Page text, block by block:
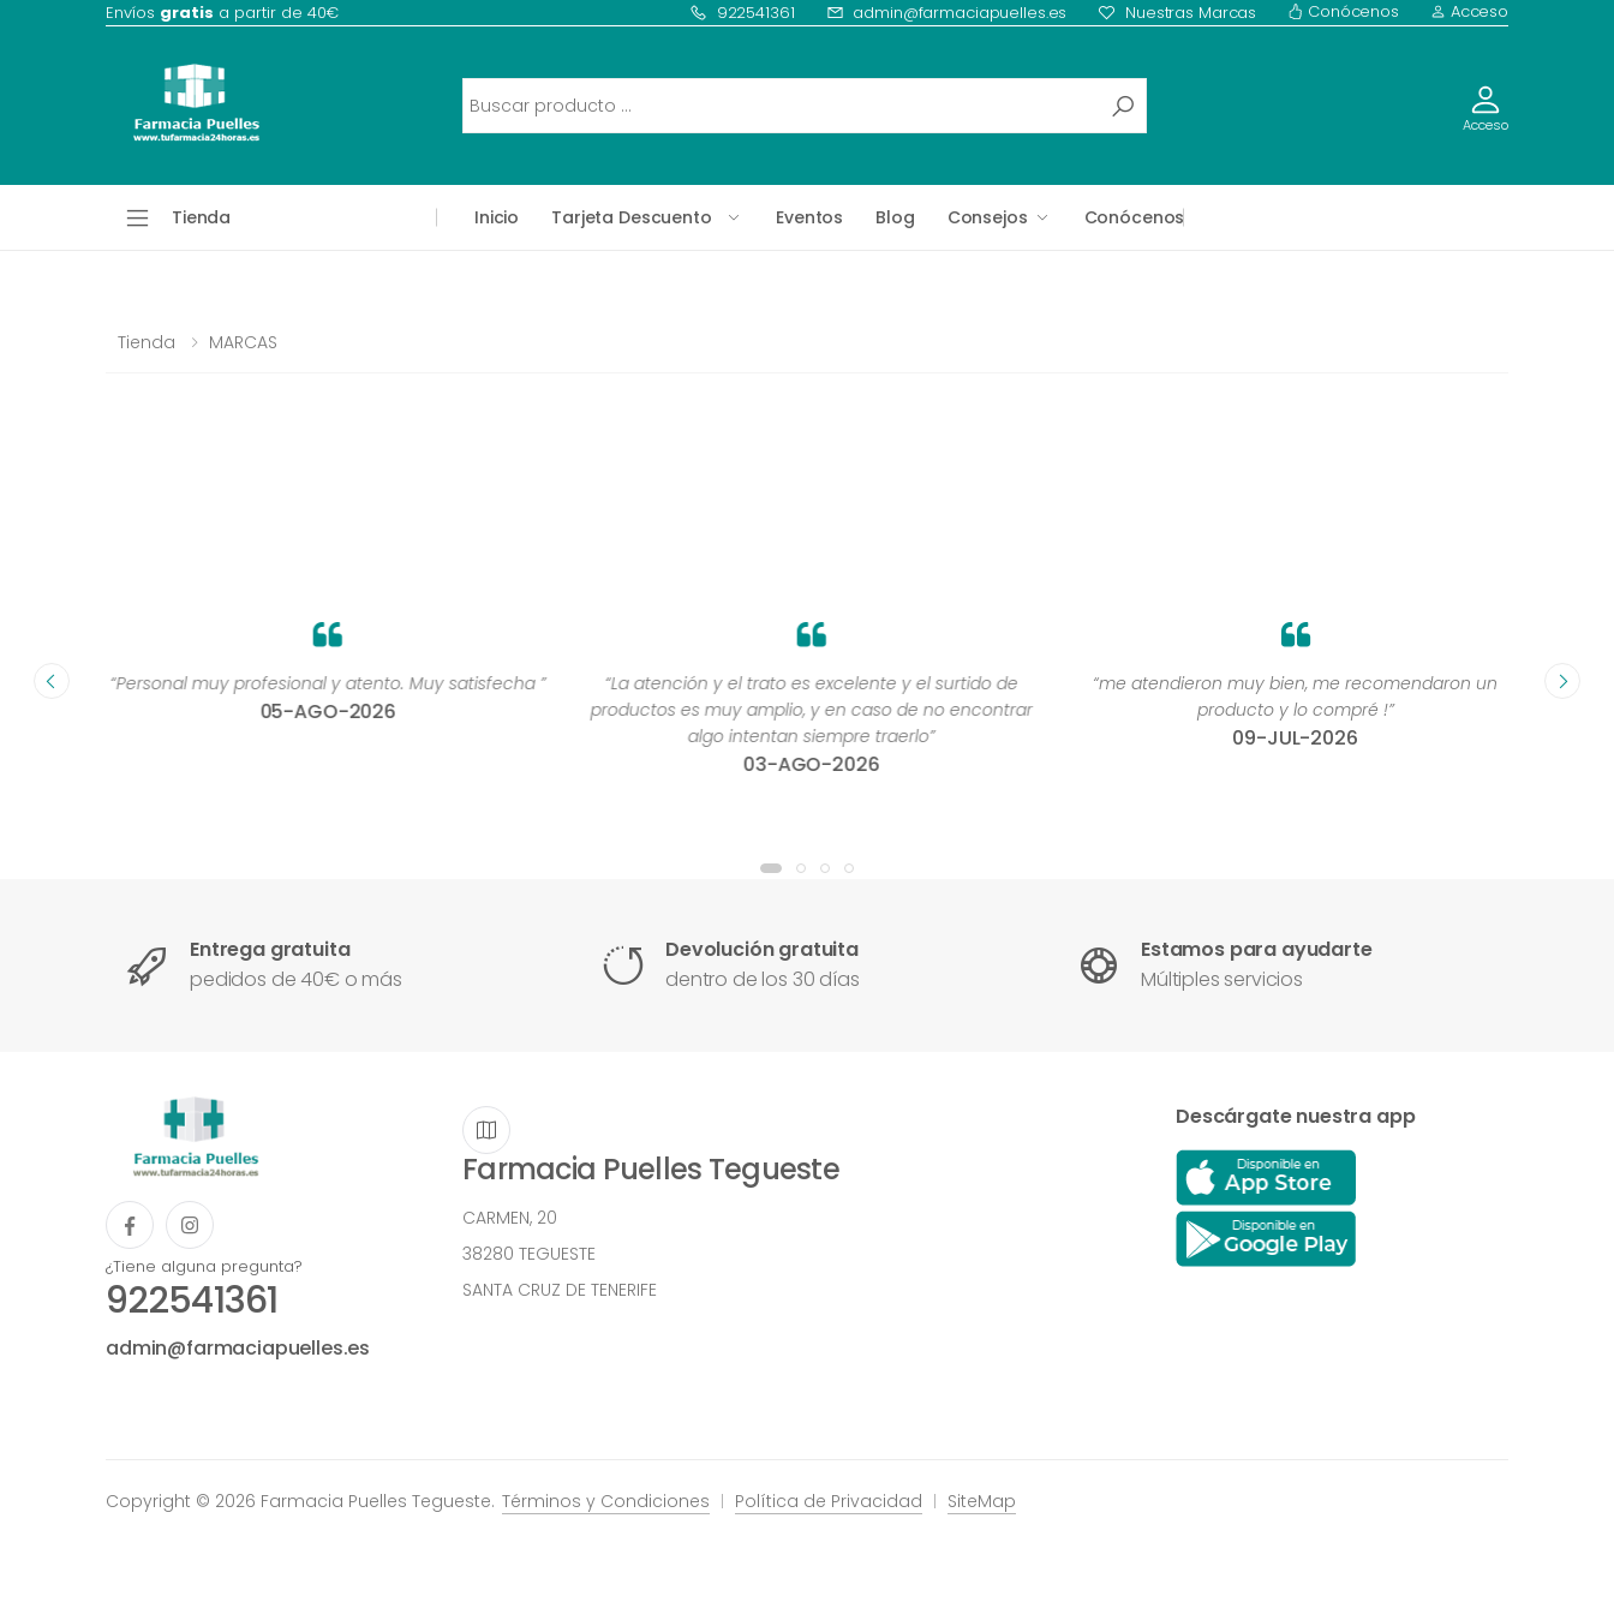
Envíos gratis a partir de 40€ 922541361 admin@farmaciapuelles.es Nuestras Marcas Conócenos Acceso
Acceso
Tienda Inicio Tarjeta Descuento Eventos Blog Consejos Conócenos
Tienda MARCAS
muy “Personal muy profesional y atento. Muy satisfecha ”
05-AGO-2026
“La atención y el trato es excelente y el surtido de
productos es muy amplio, y en caso de no encontrar
algo intentan siempre traerlo”
03-AGO-2026
“me atendieron muy bien, me recomendaron un
producto y lo compré !”
09-JUL-2026
Entrega gratuita
pedidos de 40€ o más
Devolución gratuita
dentro de los 30 días
Estamos para ayudarte
Múltiples servicios
¿Tiene alguna pregunta?
922541361
admin@farmaciapuelles.es
Farmacia Puelles Tegueste
CARMEN, 20
38280 TEGUESTE
SANTA CRUZ DE TENERIFE
Descárgate nuestra app
Copyright © 2026 Farmacia Puelles Tegueste. Términos y Condiciones Política de Privacidad SiteMap